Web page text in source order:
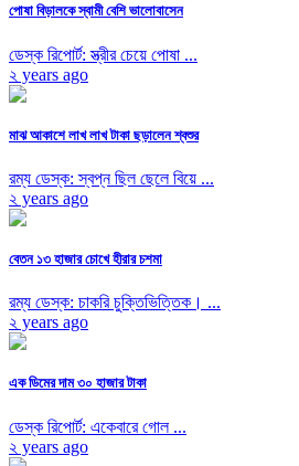
পোষা বিড়ালকে স্বামী বেশি ভালোবাসেন
ডেস্ক রিপোর্ট: স্ত্রীর চেয়ে পোষা ...
২ years ago
মাঝ আকাশে লাখ লাখ টাকা ছড়ালেন শ্বশুর
রম্য ডেস্ক: স্বপ্ন ছিল ছেলে বিয়ে ...
২ years ago
বেতন ১৩ হাজার চোখে হীরার চশমা
রম্য ডেস্ক: চাকরি চুক্তিভিত্তিক। ...
২ years ago
এক ডিমের দাম ৩০ হাজার টাকা
ডেস্ক রিপোর্ট: একেবারে গোল ...
২ years ago